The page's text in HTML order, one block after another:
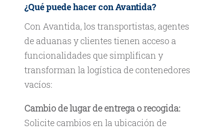
¿Qué puede hacer con Avantida?
Con Avantida, los transportistas, agentes
de aduanas y clientes tienen acceso a
funcionalidades que simplifican y
transforman la logística de contenedores
vacíos:
Cambio de lugar de entrega o recogida:
Solicite cambios en la ubicación de